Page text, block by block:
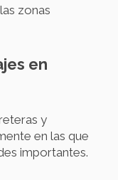
zonas
en
y
en las que
importantes.